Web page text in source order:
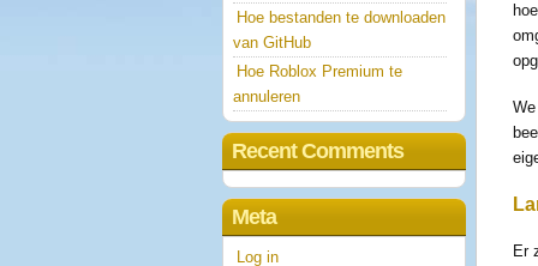
Er
Hoe bestanden te downloaden
van GitHub
Hoe Roblox Premium te
annuleren
Recent Comments
Meta
Log in